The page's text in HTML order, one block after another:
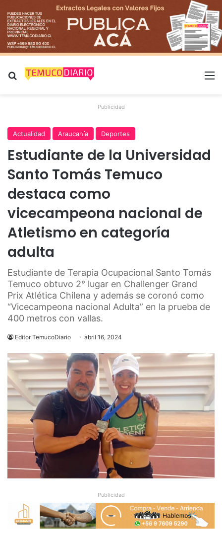
Buscar por
Publicidad
Actualidad Araucanía Deportes
Estudiante de la Universidad
Santo Tomás Temuco
destaca como
vicecampeona nacional de
Atletismo en categoría
adulta
Estudiante de Terapia Ocupacional Santo Tomás
Temuco obtuvo 2° lugar en Challenger Grand
Prix Atlética Chilena y además se coronó como
“Vicecampeona nacional Adulta” en la prueba de
400 metros con vallas.
Editor TemucoDiario abril 16, 2024
Publicidad